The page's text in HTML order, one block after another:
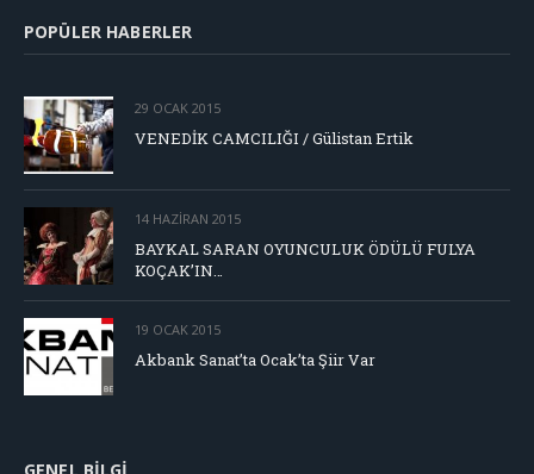
POPÜLER HABERLER
29 OCAK 2015
VENEDİK CAMCILIĞI / Gülistan Ertik
14 HAZIRAN 2015
BAYKAL SARAN OYUNCULUK ÖDÜLÜ FULYA
KOÇAK’IN…
19 OCAK 2015
Akbank Sanat’ta Ocak’ta Şiir Var